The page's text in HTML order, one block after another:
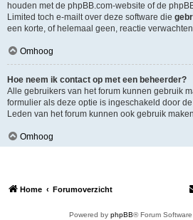
houden met de phpBB.com-website of de
Limited toch e-mailt over deze software die
een korte, of helemaal geen, reactie
Omhoog
Hoe neem ik contact op met een beheerder?
Alle gebruikers van het forum kunnen gebruik
formulier als deze optie is ingeschakeld door
Leden van het forum kunnen ook gebruik
Omhoog
Home Forumoverzicht
Powered by phpBB® Forum